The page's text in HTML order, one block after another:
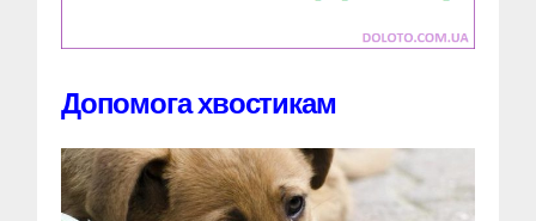
Допомога хвостикам